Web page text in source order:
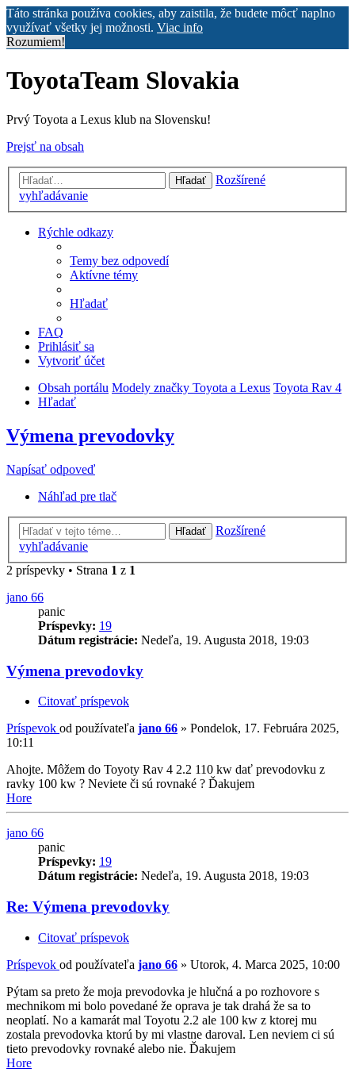
Táto stránka používa cookies, aby zaistila, že budete môcť naplno
využívať všetky jej možnosti. Viac info
Rozumiem!
ToyotaTeam Slovakia
Prvý Toyota a Lexus klub na Slovensku!
Prejsť na obsah
Hľadať
Rozšírené
vyhľadávanie
Rýchle odkazy
Temy bez odpovedí
Aktívne témy
Hľadať
FAQ
Prihlásiť sa
Vytvoriť účet
Obsah portálu Modely značky Toyota a Lexus Toyota Rav 4
Hľadať
Výmena prevodovky
Napísať odpoveď
Náhľad pre tlač
Hľadať
Rozšírené
vyhľadávanie
2 príspevky • Strana 1 z 1
jano 66
panic
Príspevky: 19
Dátum registrácie: Nedeľa, 19. Augusta 2018, 19:03
Výmena prevodovky
Citovať príspevok
Príspevok od používateľa jano 66 » Pondelok, 17. Februára 2025,
10:11
Ahojte. Môžem do Toyoty Rav 4 2.2 110 kw dať prevodovku z
ravky 100 kw ? Neviete či sú rovnaké ? Ďakujem
Hore
jano 66
panic
Príspevky: 19
Dátum registrácie: Nedeľa, 19. Augusta 2018, 19:03
Re: Výmena prevodovky
Citovať príspevok
Príspevok od používateľa jano 66 » Utorok, 4. Marca 2025, 10:00
Pýtam sa preto že moja prevodovka je hlučná a po rozhovore s
mechnikom mi bolo povedané že oprava je tak drahá že sa to
neoplatí. No a kamarát mal Toyotu 2.2 ale 100 kw z ktorej mu
zostala prevodovka ktorú by mi vlastne daroval. Len neviem ci sú
tieto prevodovky rovnaké alebo nie. Ďakujem
Hore